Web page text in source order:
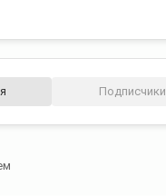
Подписчики